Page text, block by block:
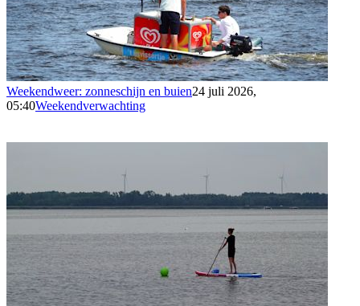
Weekendweer: zonneschijn en buien24 juli 2026,
05:40Weekendverwachting